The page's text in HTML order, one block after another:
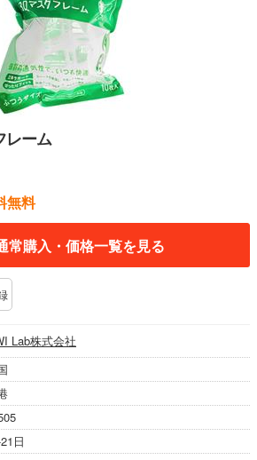
レーム
無料
常購入・価格一覧を見る
Lab株式会社
日